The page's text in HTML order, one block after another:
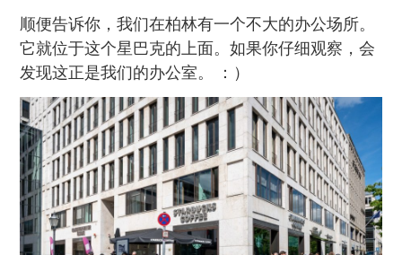
顺便告诉你，我们在柏林有一个不大的办公场所。
它就位于这个星巴克的上面。如果你仔细观察，会
发现这正是我们的办公室。 ：）